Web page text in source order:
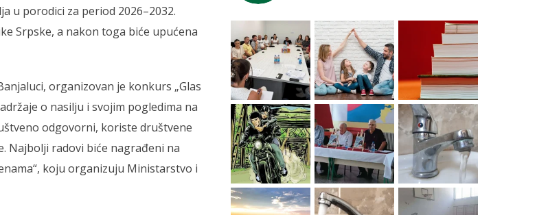
u porodici za period 2026–2032.
Srpske, a nakon toga biće upućena
organizovan je konkurs „Glas
o nasilju i svojim pogledima na
odgovorni, koriste društvene
Najbolji radovi biće nagrađeni na
koju organizuju Ministarstvo i